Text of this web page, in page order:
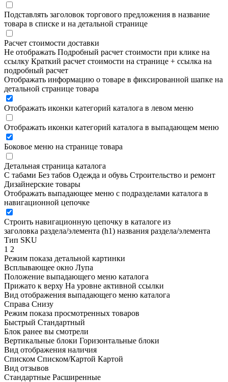
Подставлять заголовок торгового предложения в название
товара в списке и на детальной странице
Расчет стоимости доставки
Не отображать Подробный расчет стоимости при клике на
ссылку Краткий расчет стоимости на странице + ссылка на
подробный расчет
Отображать информацию о товаре в фиксированной шапке на
детальной странице товара
Отображать иконки категорий каталога в левом меню
Отображать иконки категорий каталога в выпадающем меню
Боковое меню на странице товара
Детальная страница каталога
С табами Без табов Одежда и обувь Строительство и ремонт
Дизайнерские товары
Отображать выпадающее меню с подразделами каталога в
навигационной цепочке
Строить навигационную цепочку в каталоге из
заголовка раздела/элемента (h1) названия раздела/элемента
Тип SKU
1 2
Режим показа детальной картинки
Всплывающее окно Лупа
Положение выпадающего меню каталога
Прижато к верху На уровне активной ссылки
Вид отображения выпадающего меню каталога
Справа Снизу
Режим показа просмотренных товаров
Быстрый Стандартный
Блок ранее вы смотрели
Вертикальные блоки Горизонтальные блоки
Вид отображения наличия
Списком Списком/Картой Картой
Вид отзывов
Стандартные Расширенные